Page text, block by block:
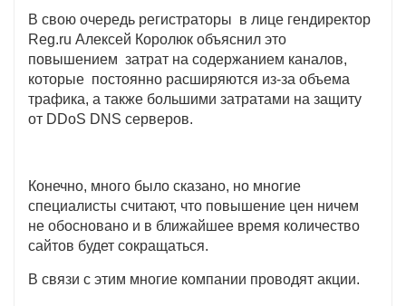
В свою очередь регистраторы в лице гендиректор
Reg.ru Алексей Королюк объяснил это
повышением затрат на содержанием каналов,
которые постоянно расширяются из-за объема
трафика, а также большими затратами на защиту
от DDoS DNS серверов.
Конечно, много было сказано, но многие
специалисты считают, что повышение цен ничем
не обосновано и в ближайшее время количество
сайтов будет сокращаться.
В связи с этим многие компании проводят акции.